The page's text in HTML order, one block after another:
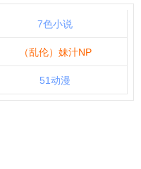
7色小说
（乱伦）妹汁NP
51动漫